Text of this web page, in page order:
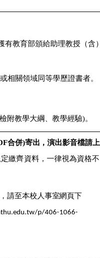
有教育部頒給助理教授（含）
相關領域同等學歷證書者。
附教學大綱、教學經驗)。
合併)寄出，演出影音檔請上
繳齊資料，一律視為資格不
請至本校人事室網頁下
p/406-1066-